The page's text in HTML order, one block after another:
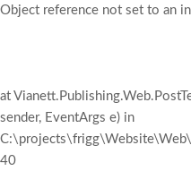
Object reference not set to an
at
sender, EventArgs e) in
40